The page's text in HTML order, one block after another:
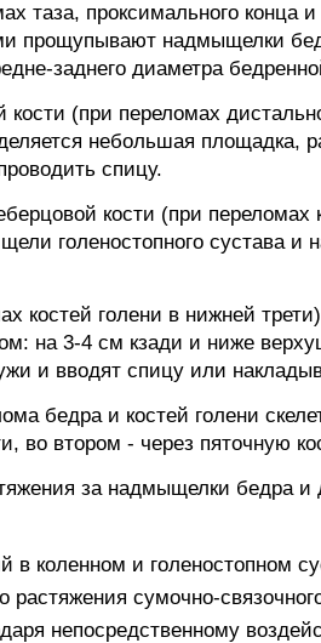
таза, проксимального конца
прощупывают надмыщелки
заднего диаметра
(при переломах
небольшая площадка,
спицу.
кости (при переломах
голеностопного сустава и
костей голени в нижней
на 3-4 см кзади и ниже
и вводят спицу или
бедра и костей голени
во втором - через пяточную
за надмыщелки бедра
в коленном и голеностопном
растяжения сумочно-
непосредственному